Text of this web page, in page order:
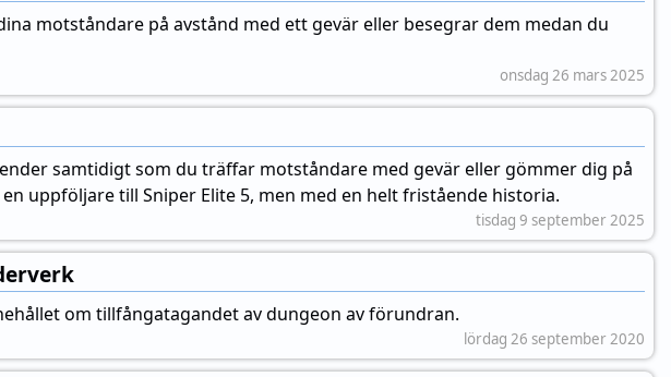
motståndare på avstånd med ett gevär eller besegrar dem medan du
onsdag 26 mars 2025
samtidigt som du träffar motståndare med gevär eller gömmer dig på
uppföljare till Sniper Elite 5, men med en helt fristående historia.
tisdag 9 september 2025
om tillfångatagandet av dungeon av förundran.
lördag 26 september 2020